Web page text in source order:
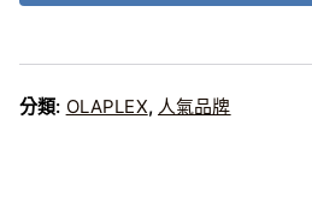
分類: OLAPLEX, 人氣品牌